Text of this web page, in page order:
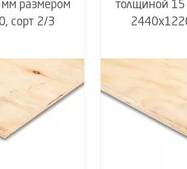
размером
сорт 2/3
толщиной